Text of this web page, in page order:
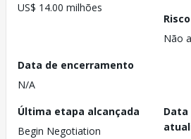
US$ 14.00 milhões
Não
Data de encerramento
N/A
Última etapa alcançada
Begin Negotiation